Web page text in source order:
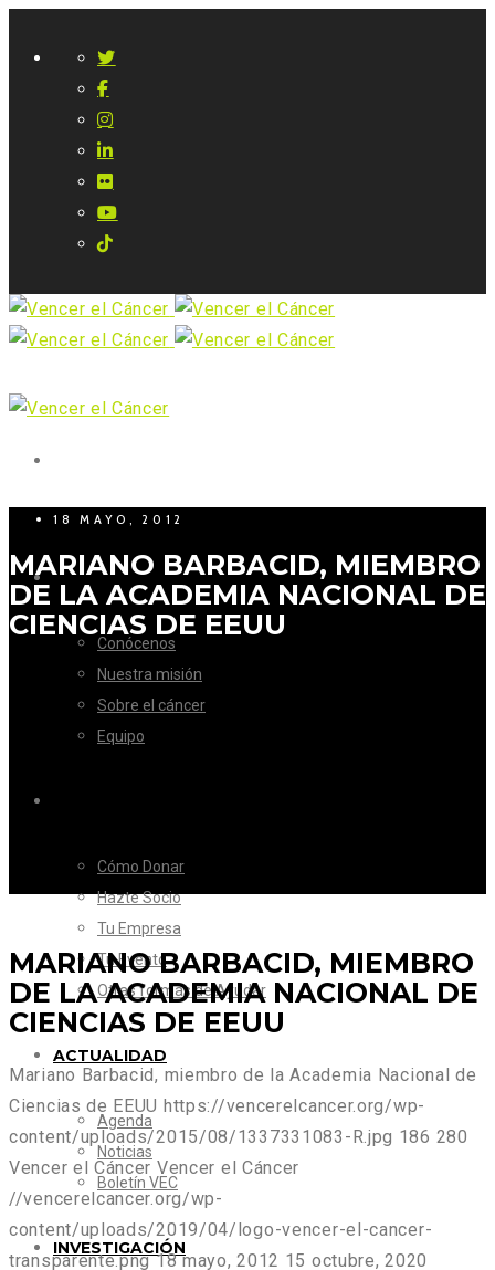
LA FUNDACIÓN
Conócenos
Nuestra misión
Sobre el cáncer
Equipo
Cómo Donar
Hazte Socio
Tu Empresa
Tu Evento
Otras formas de Ayudar
ACTUALIDAD
Agenda
Noticias
Boletín VEC
INVESTIGACIÓN
18 MAYO, 2012
MARIANO BARBACID, MIEMBRO
DE LA ACADEMIA NACIONAL DE
CIENCIAS DE EEUU
MARIANO BARBACID, MIEMBRO
DE LA ACADEMIA NACIONAL DE
CIENCIAS DE EEUU
Mariano Barbacid, miembro de la Academia Nacional de
Ciencias de EEUU https://vencerelcancer.org/wp-
content/uploads/2015/08/1337331083-R.jpg 186 280
Vencer el Cáncer Vencer el Cáncer
//vencerelcancer.org/wp-
content/uploads/2019/04/logo-vencer-el-cancer-
transparente.png 18 mayo, 2012 15 octubre, 2020